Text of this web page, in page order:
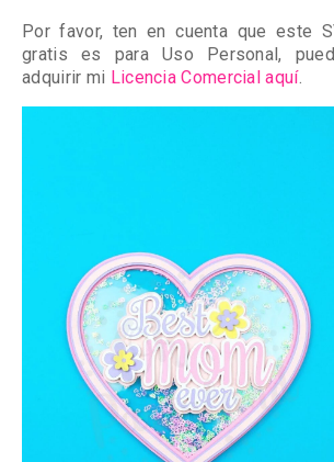
Por favor, ten en cuenta que este
gratis es para Uso Personal,
adquirir mi Licencia Comercial aquí.